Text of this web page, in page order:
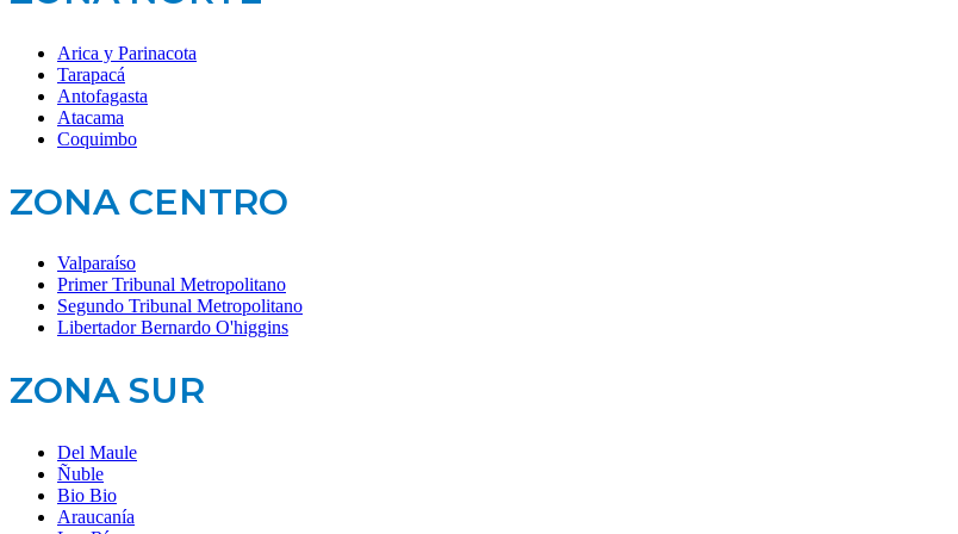
Arica y Parinacota
Tarapacá
Antofagasta
Atacama
Coquimbo
ZONA CENTRO
Valparaíso
Primer Tribunal Metropolitano
Segundo Tribunal Metropolitano
Libertador Bernardo O'higgins
ZONA SUR
Del Maule
Ñuble
Bio Bio
Araucanía